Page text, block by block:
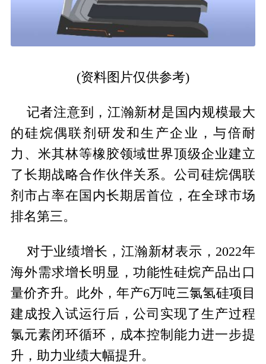
(资料图片仅供参考)
记者注意到，江瀚新材是国内规模最大
的硅烷偶联剂研发和生产企业，与倍耐
力、米其林等橡胶领域世界顶级企业建立
了长期战略合作伙伴关系。公司硅烷偶联
剂市占率在国内长期居首位，在全球市场
排名第三。
对于业绩增长，江瀚新材表示，2022年
海外需求增长明显，功能性硅烷产品出口
量价齐升。此外，年产6万吨三氯氢硅项目
建成投入试运行后，公司实现了生产过程
氯元素闭环循环，成本控制能力进一步提
升，助力业绩大幅提升。